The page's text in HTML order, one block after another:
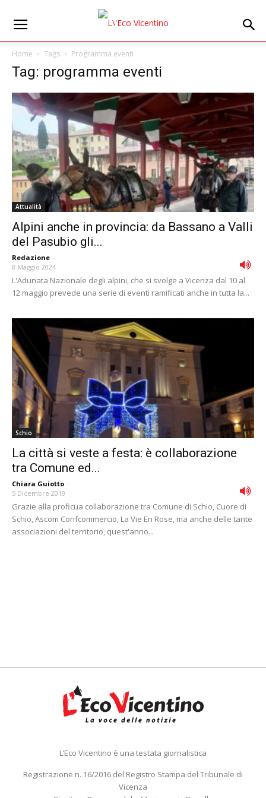
Home Tags Programma eventi
Tag: programma eventi
Attualità
Alpini anche in provincia: da Bassano a Valli
del Pasubio gli...
Redazione -
8 Maggio 2024
L'Adunata Nazionale degli alpini, che si svolge a Vicenza dal 10 al
12 maggio prevede una serie di eventi ramificati anche in tutta la...
Schio
La città si veste a festa: è collaborazione
tra Comune ed...
Chiara Guiotto -
5 Dicembre 2019
Grazie alla proficua collaborazione tra Comune di Schio, Cuore di
Schio, Ascom Confcommercio, La Vie En Rose, ma anche delle tante
associazioni del territorio, quest'anno...
L’Eco Vicentino è una testata giornalistica
Registrazione n. 16/2016 del Registro Stampa del Tribunale di
Vicenza